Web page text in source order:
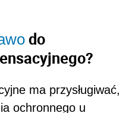
do
ma przysługiwać,
ochronnego u